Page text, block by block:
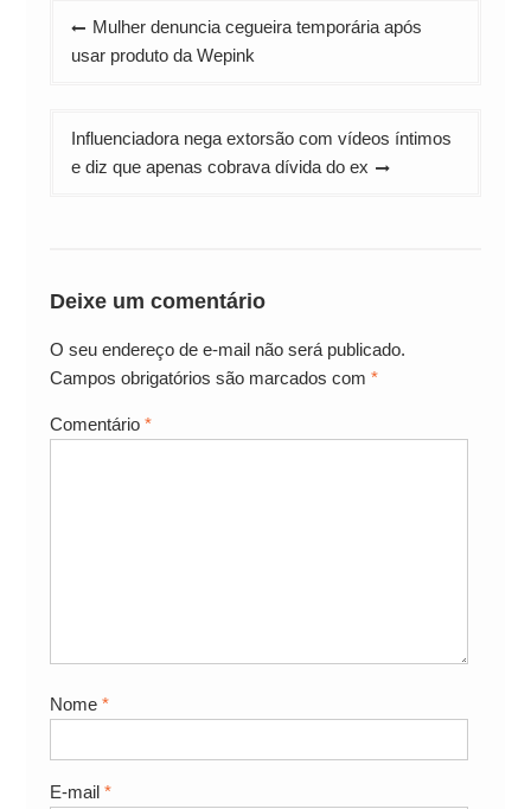
Navegação
de
Mulher denuncia cegueira temporária após
usar produto da Wepink
Influenciadora nega extorsão com vídeos íntimos
e diz que apenas cobrava dívida do ex
Deixe um comentário
O seu endereço de e-mail não será publicado.
Campos obrigatórios são marcados com *
Comentário *
Nome *
E-mail *